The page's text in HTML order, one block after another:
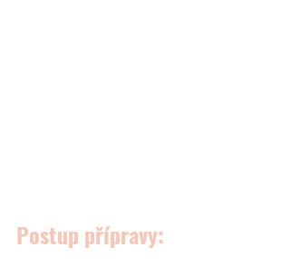
Postup přípravy: